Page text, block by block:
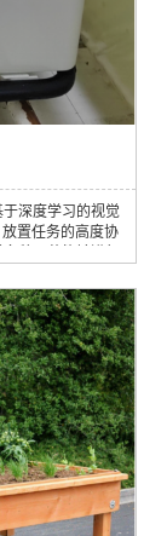
深度学习的视觉
置任务的高度协
实的大小、颜
械臂，轻松完成